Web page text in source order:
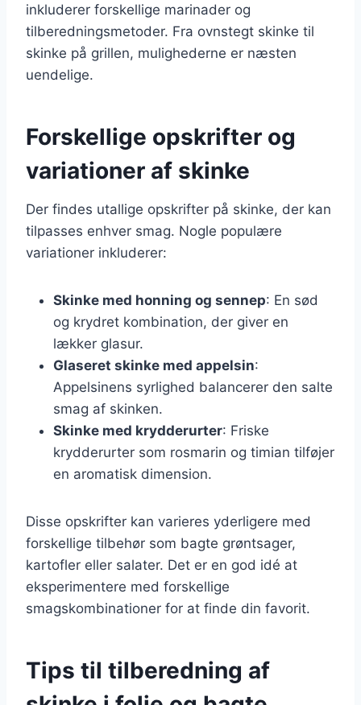
inkluderer forskellige marinader og
tilberedningsmetoder. Fra ovnstegt skinke til
skinke på grillen, mulighederne er næsten
uendelige.
Forskellige opskrifter og
variationer af skinke
Der findes utallige opskrifter på skinke, der kan
tilpasses enhver smag. Nogle populære
variationer inkluderer:
Skinke med honning og sennep: En sød
og krydret kombination, der giver en
lækker glasur.
Glaseret skinke med appelsin:
Appelsinens syrlighed balancerer den salte
smag af skinken.
Skinke med krydderurter: Friske
krydderurter som rosmarin og timian tilføjer
en aromatisk dimension.
Disse opskrifter kan varieres yderligere med
forskellige tilbehør som bagte grøntsager,
kartofler eller salater. Det er en god idé at
eksperimentere med forskellige
smagskombinationer for at finde din favorit.
Tips til tilberedning af